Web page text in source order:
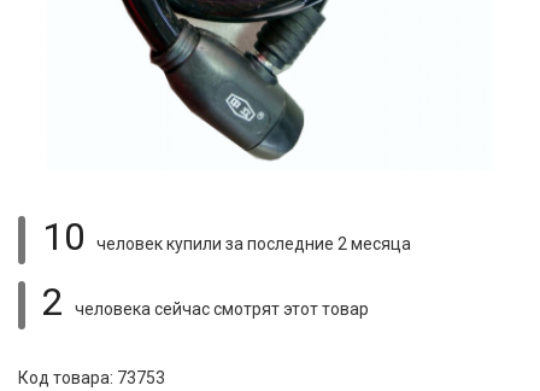
10 человек купили за последние 2 месяца
2 человека сейчас смотрятэтот товар
Код товара: 73753